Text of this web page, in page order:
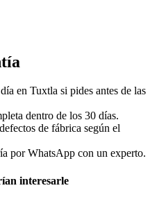
en Tuxtla si pides antes de las
dentro de los 30 días.
de fábrica según el
por WhatsApp con un experto.
interesarle